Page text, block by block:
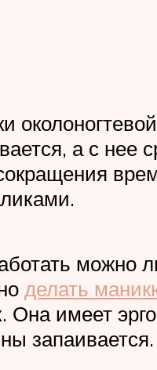
а с нее
делать
Она имеет
запаивается.